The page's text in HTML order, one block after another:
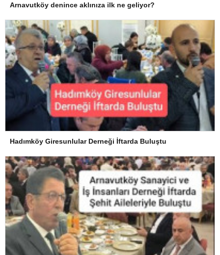
Arnavutköy denince aklınıza ilk ne geliyor?
Hadımköy Giresunlular Derneği İftarda Buluştu